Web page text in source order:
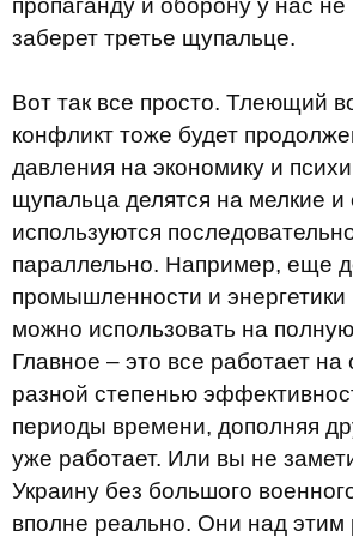
пропаганду и оборону у нас не
заберет третье щупальце.
Вот так все просто. Тлеющий
конфликт тоже будет
давления на экономику и
щупальца делятся на мелкие и
используются
параллельно. Например, еще
промышленности и энергетики
можно использовать на
Главное – это все работает
разной степенью
периоды времени, дополняя
уже работает. Или вы не
Украину без большого
вполне реально. Они над этим